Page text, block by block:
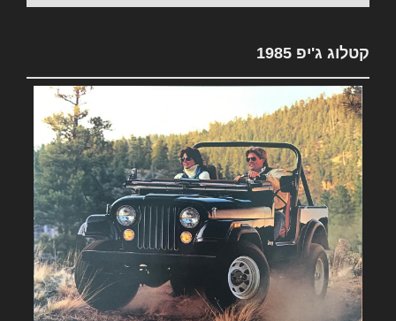
קטלוג ג'יפ 1985